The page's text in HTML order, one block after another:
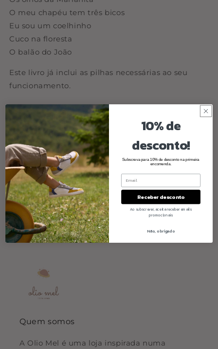
O meu chapéu tem três bicos
Eu sou um coelhinho
Cuco na floresta
O balão do João
Este livro já inclui as pilhas necessárias ao seu
funcionamento.
Dimensão
Cuidados a ter
Share
Quem somos
A Olio Mel é uma loja inspirada numa
10% de
desconto!
Subscreva para 10% de desconto na primeira
encomenda.
Receber desconto
Ao subscrever, aceita receber emails
promocionais
Não, obrigado